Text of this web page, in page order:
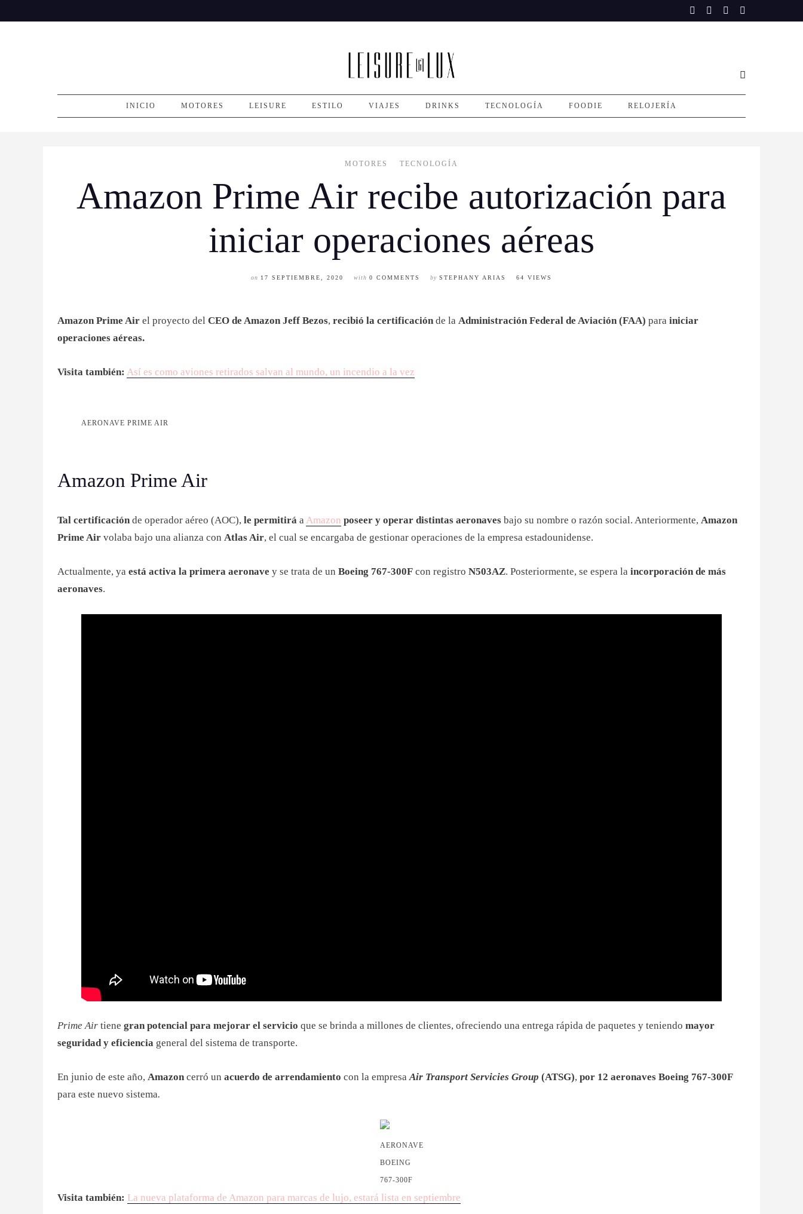
to
INICIO MOTORES LEISURE ESTILO VIAJES DRINKS TECNOLOGÍA FOODIE RELOJERÍA
MOTORES TECNOLOGÍA
Amazon Prime Air recibe autorización para
iniciar operaciones aéreas
on 17 SEPTIEMBRE, 2020 with 0 COMMENTS by STEPHANY ARIAS 64 VIEWS
Amazon Prime Air el proyecto del CEO de Amazon Jeff Bezos, recibió la certificación de la Administración Federal de Aviación (FAA) para iniciar
operaciones aéreas.
Visita también: Así es como aviones retirados salvan al mundo, un incendio a la vez
AERONAVE PRIME AIR
Amazon Prime Air
Tal certificación de operador aéreo (AOC), le permitirá aAmazon poseer y operar distintas aeronaves bajo su nombre o razón social. Anteriormente, Amazon
Prime Air volaba bajo una alianza con Atlas Air, el cual se encargaba de gestionar operaciones de la empresa estadounidense.
Actualmente, ya está activa la primera aeronave y se trata de un Boeing 767-300F con registro N503AZ. Posteriormente, se espera la incorporación de más
aeronaves.
Prime Air tiene gran potencial para mejorar el servicio que se brinda a millones de clientes, ofreciendo una entrega rápida de paquetes y teniendo mayor
seguridad y eficiencia general del sistema de transporte.
En junio de este año, Amazon cerró un acuerdo de arrendamiento con la empresaAir Transport Servicies Group (ATSG), por 12 aeronaves Boeing 767-300F
para este nuevo sistema.
AERONAVE
BOEING
767-300F
Visita también: La nueva plataforma de Amazon para marcas de lujo, estará lista en septiembre